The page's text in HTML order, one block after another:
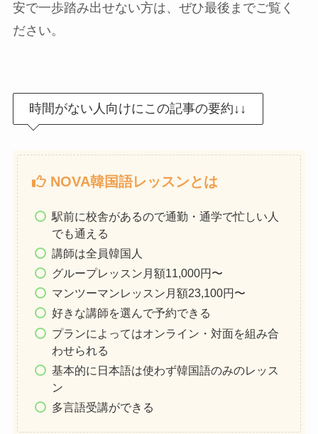
安で一歩踏み出せない方は、ぜひ最後までご覧く
ださい。
時間がない人向けにこの記事の要約↓↓
NOVA韓国語レッスンとは
駅前に校舎があるので通勤・通学で忙しい人
でも通える
講師は全員韓国人
グループレッスン月額11,000円〜
マンツーマンレッスン月額23,100円〜
好きな講師を選んで予約できる
プランによってはオンライン・対面を組み合
わせられる
基本的に日本語は使わず韓国語のみのレッス
ン
多言語受講ができる